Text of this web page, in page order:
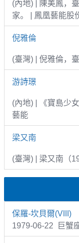
(內地) | 陳美鳳，
家。 | 鳳凰藝能股
倪雅倫
(臺灣) | 倪雅倫，
游詩璟
(內地) | 《寶島少
藝能
梁又南
(臺灣) | 梁又南（
保羅-坎貝爾(VIII)
1979-06-22 巨蟹